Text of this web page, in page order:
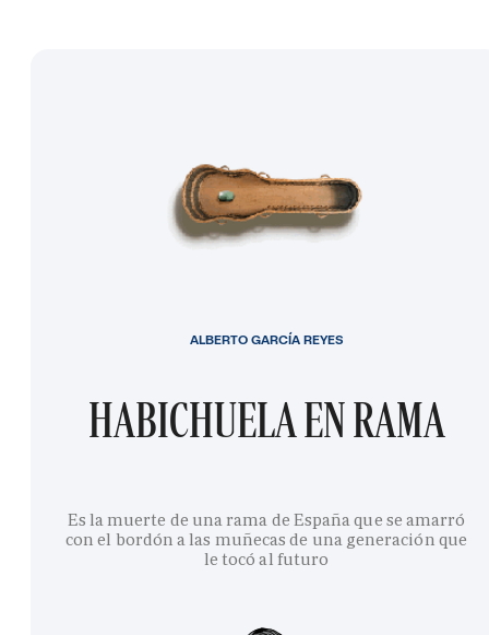
HABICHUELA EN RAMA
Es la muerte de una rama de España que se amarró
con el bordón a las muñecas de una generación que
le tocó al futuro
ALBERTO GARCÍA REYES